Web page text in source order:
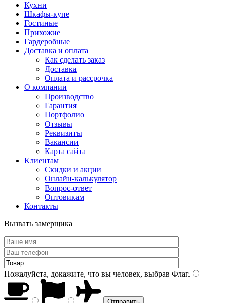
Кухни
Шкафы-купе
Гостиные
Прихожие
Гардеробные
Доставка и оплата
Как сделать заказ
Доставка
Оплата и рассрочка
О компании
Производство
Гарантия
Портфолио
Отзывы
Реквизиты
Вакансии
Карта сайта
Клиентам
Скидки и акции
Онлайн-калькулятор
Вопрос-ответ
Оптовикам
Контакты
Вызвать замерщика
Пожалуйста, докажите, что вы человек, выбрав Флаг.